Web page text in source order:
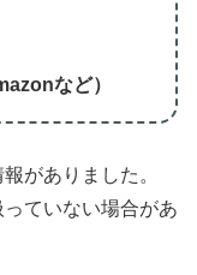
など）
がありました。
ていない場合があ